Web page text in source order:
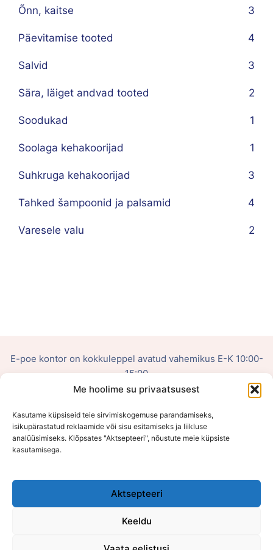
Me hoolime su privaatsusest
Kasutame küpsiseid teie sirvimiskogemuse parandamiseks,
isikupärastatud reklaamide või sisu esitamiseks ja liikluse
analüüsimiseks. Klõpsates "Aktsepteeri", nõustute meie küpsiste
kasutamisega.
Aktsepteeri
Keeldu
Õnn, kaitse 3
Päevitamise tooted 4
Salvid 3
Sära, läiget andvad tooted 2
Soodukad 1
Soolaga kehakoorijad 1
Suhkruga kehakoorijad 3
Tahked šampoonid ja palsamid 4
Varesele valu 2
E-poe kontor on kokkuleppel avatud vahemikus E-K 10:00-
15:00
Reg. nr: 16108484
Viljandi mnt 75, Õssu, Tartumaa (Füüsilist poodi ei ole)